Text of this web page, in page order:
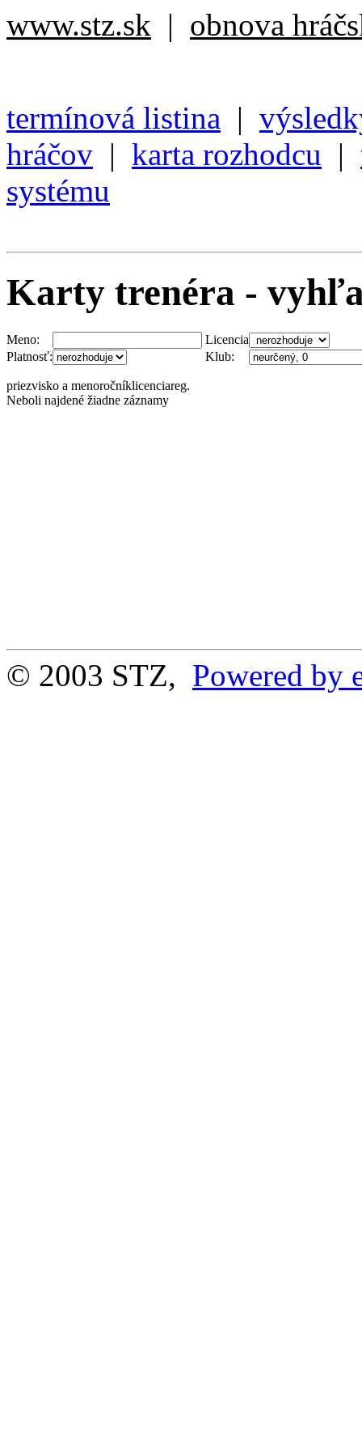
www.stz.sk | obnova
termínová listina |
hráčov | karta rozhodcu |
systému
Karty trenéra -
Meno:
Licencia
Platnosť:
Klub:
priezvisko a menoročníklicenciareg.
Neboli najdené žiadne záznamy
© 2003 STZ, Powered by